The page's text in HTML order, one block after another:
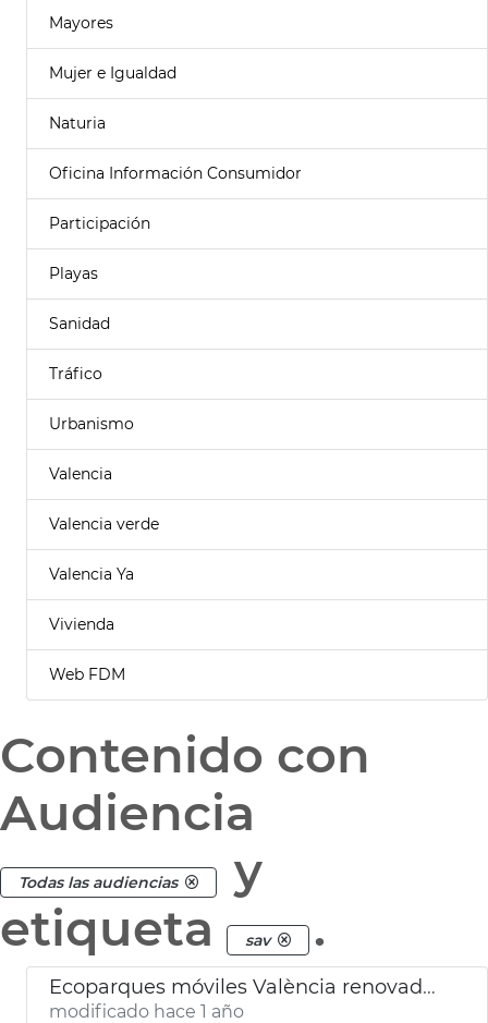
Mayores
Mujer e Igualdad
Naturia
Oficina Información Consumidor
Participación
Playas
Sanidad
Tráfico
Urbanismo
Valencia
Valencia verde
Valencia Ya
Vivienda
Web FDM
Contenido con
Audiencia
Todas las audiencias
y
etiqueta
sav .
Ecoparques móviles València renovados y accesibles
modificado hace 1 año